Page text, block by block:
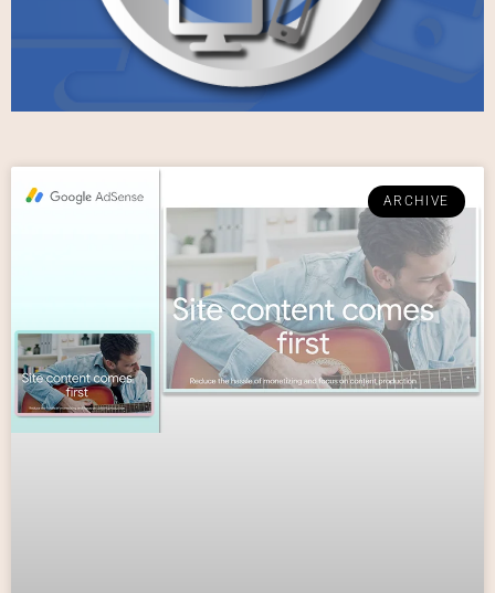
CONTENT
行動を促すライティング
スキルとその実践方法に
関するコンテンツ。
CLICK HERE
ARCHIVE